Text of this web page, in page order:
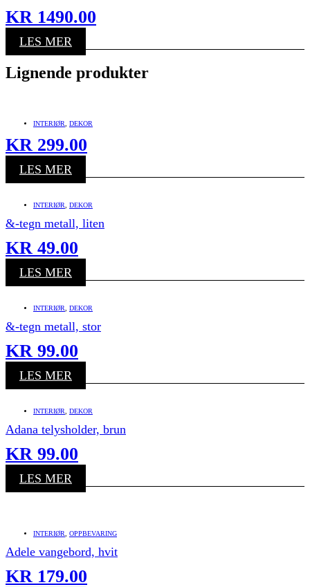
KR 1490.00
LES MER
Lignende produkter
INTERIØR DEKOR
KR 299.00
LES MER
INTERIØR DEKOR
&-tegn metall, liten
KR 49.00
LES MER
INTERIØR DEKOR
&-tegn metall, stor
KR 99.00
LES MER
INTERIØR DEKOR
Adana telysholder, brun
KR 99.00
LES MER
INTERIØR OPPBEVARING
Adele vangebord, hvit
KR 179.00